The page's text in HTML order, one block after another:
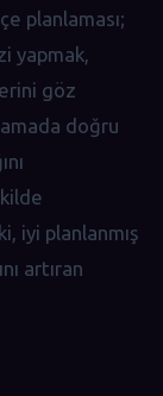
planlaması;
yapmak,
göz
doğru
iyi planlanmış
artıran